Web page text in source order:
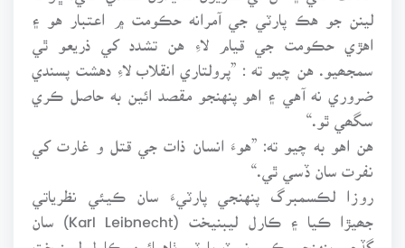
لينن جو هڪ پارٽي جي آمرانه حڪومت ۾ اعتبار هو ۽
اهڙي حڪومت جي قيام لاءِ هن تشدد کي ذريعو ٿي
سمجھيو. هن چيو ته : ”پرولتاري انقلاب لاءِ دهشت پسندي
ضروري نه آهي ۽ اهو پنهنجو مقصد ائين به حاصل ڪري
سگھي ٿو.“
هن اهو به چيو ته: ”هوءَ انسان ذات جي قتل و غارت کي
نفرت سان ڏسي ٿي.“
روزا لڪسمبرگ پنهنجي پارٽيءَ سان ڪيئي نظرياتي
جھيڙا ڪيا ۽ ڪارل ليبنيخت (Karl Leibnecht) سان
گڏجي پنهنجي ڪميونسٽ پارٽي ٺاهيائين. ڪارل ليبنيخت